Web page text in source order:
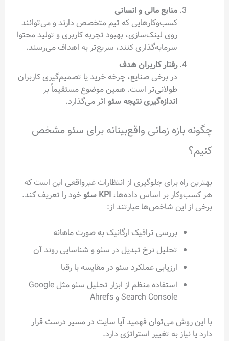
منابع مالی و انسانی
کسب‌وکارهایی که تیم متخصص دارند و می‌توانند
روی لینک‌سازی، بهبود تجربه کاربری و تولید محتوا
سرمایه‌گذاری کنند، سریع‌تر به اهداف می‌رسند.
رفتار کاربران هدف
در برخی صنایع، چرخه خرید یا تصمیم‌گیری کاربران
طولانی‌تر است. همین موضوع مستقیماً بر
اندازه‌گیری نتیجه سئواثر می‌گذارد.
زمانی واقع‌بینانه برای سئو مشخص
برای جلوگیری از انتظارات غیرواقعی این است که
بر اساس داده‌ها،KPI سئو
خود را تعریف کند.
شاخص‌ها عبارتند از:
بررسی ترافیک ارگانیک به صورت ماهانه
تحلیل نرخ تبدیل در سئو و شناسایی روند آن
ارزیابی عملکرد سئو در مقایسه با رقبا
استفاده منظم از ابزار تحلیل سئو مثل Google
Search Console و Ahrefs
می‌توان فهمید آیا سایت در مسیر درست قرار
به تغییر استراتژی دارد.